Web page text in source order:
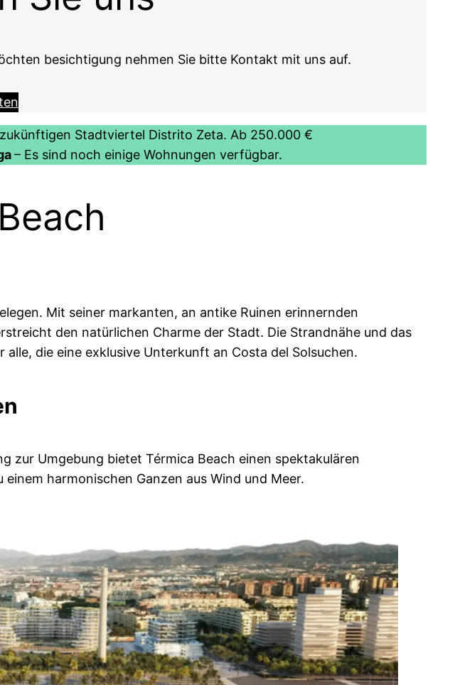
besichtigung nehmen Sie bitte Kontakt mit uns auf.
Stadtviertel Distrito Zeta. Ab 250.000 €
– Es sind noch einige Wohnungen verfügbar.
Mit seiner markanten, an antike Ruinen erinnernden
den natürlichen Charme der Stadt. Die Strandnähe und das
die eine exklusive Unterkunft an Costa del Solsuchen.
zur Umgebung bietet Térmica Beach einen spektakulären
harmonischen Ganzen aus Wind und Meer.